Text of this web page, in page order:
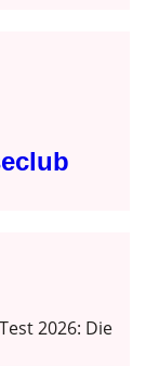
2026: Die